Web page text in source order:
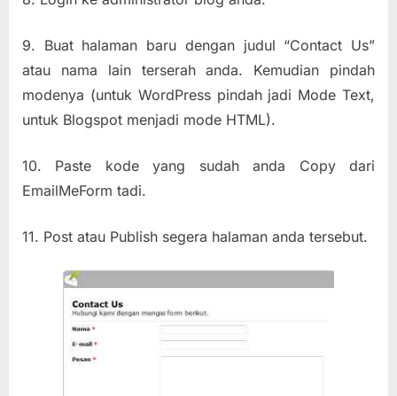
9. Buat halaman baru dengan judul “Contact Us”
atau nama lain terserah anda. Kemudian pindah
modenya (untuk WordPress pindah jadi Mode Text,
untuk Blogspot menjadi mode HTML).
10. Paste kode yang sudah anda Copy dari
EmailMeForm tadi.
11. Post atau Publish segera halaman anda tersebut.